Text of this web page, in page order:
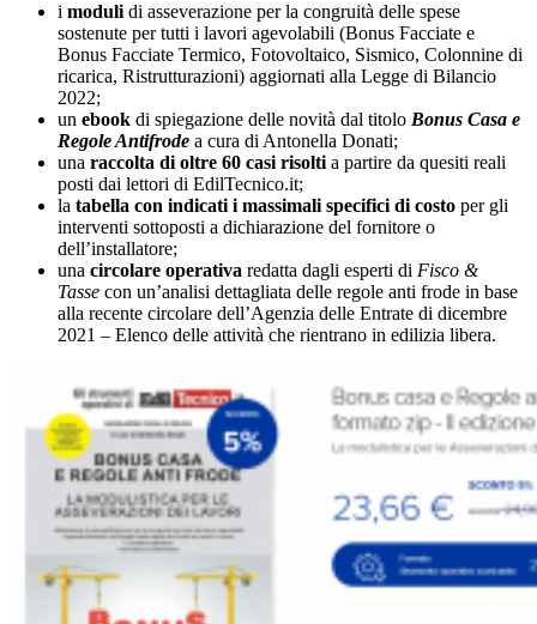
i moduli di asseverazione per la congruità delle spese
sostenute per tutti i lavori agevolabili (Bonus Facciate e
Bonus Facciate Termico, Fotovoltaico, Sismico, Colonnine di
ricarica, Ristrutturazioni) aggiornati alla Legge di Bilancio
2022;
un ebook di spiegazione delle novità dal titolo Bonus Casa e
Regole Antifrode a cura di Antonella Donati;
una raccolta di oltre 60 casi risolti a partire da quesiti reali
posti dai lettori di EdilTecnico.it;
la tabella con indicati i massimali specifici di costo per gli
interventi sottoposti a dichiarazione del fornitore o
dell’installatore;
una circolare operativa redatta dagli esperti di Fisco &
Tasse con un’analisi dettagliata delle regole anti frode in base
alla recente circolare dell’Agenzia delle Entrate di dicembre
2021 – Elenco delle attività che rientrano in edilizia libera.